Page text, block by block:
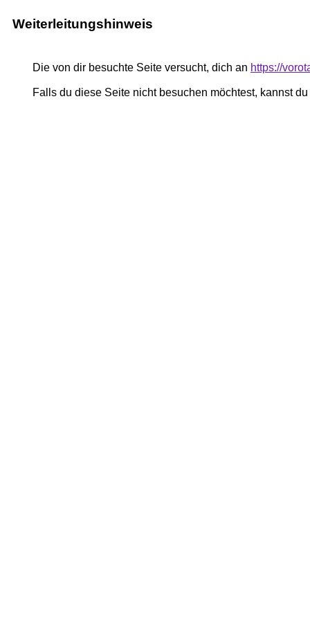
Weiterleitungshinweis
Die von dir besuchte Seite versucht, dich an https://
Falls du diese Seite nicht besuchen möchtest, kannst du